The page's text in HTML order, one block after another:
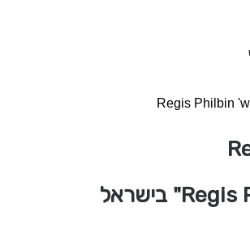
Regis Philbin